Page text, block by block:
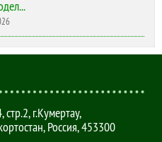
стр.2,г.Кумертау,
Россия,453300